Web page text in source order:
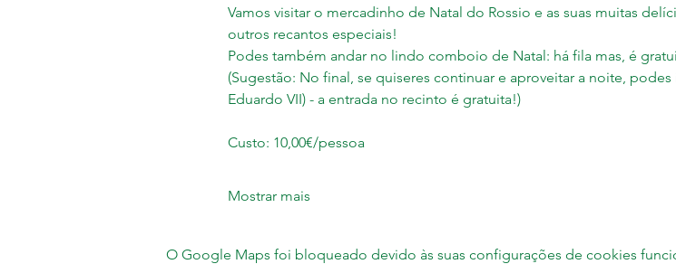
Vamos visitar o mercadinho de Natal do Rossio e as suas muitas
outros recantos especiais!
Podes também andar no lindo comboio de Natal: há fila mas, é
(Sugestão: No final, se quiseres continuar e aproveitar a noite,
Eduardo VII) - a entrada no recinto é gratuita!)
Custo: 10,00€/pessoa
Mostrar mais
O Google Maps foi bloqueado devido às suas configurações de cookies